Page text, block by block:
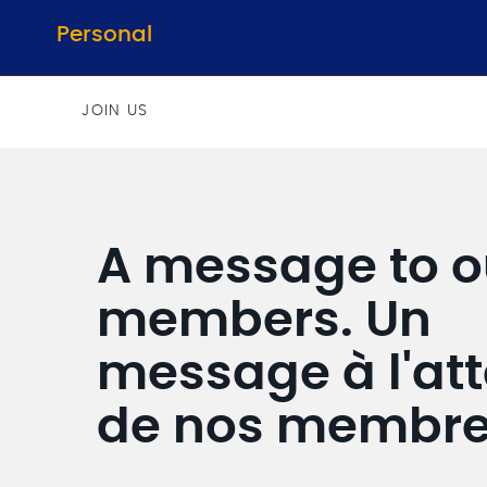
Personal
JOIN US
A message to
members. Un
message à
de nos